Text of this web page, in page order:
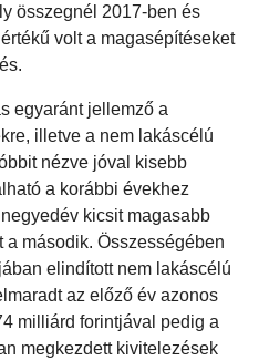
összegnél 2017-ben és
volt a magasépítéseket
egyaránt jellemző a
illetve a nem lakáscélú
nézve jóval kisebb
a korábbi évekhez
kicsit magasabb
a második. Összességében
elindított nem lakáscélú
az előző év azonos
milliárd forintjával pedig a
megkezdett kivitelezések